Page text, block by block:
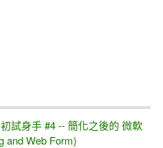
試身手 #4 -- 簡化之後的 微軟
and Web Form)